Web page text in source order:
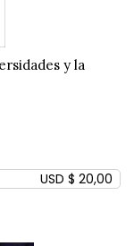
y la
USD $ 20,00